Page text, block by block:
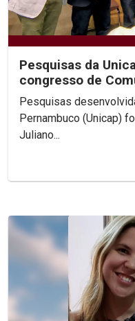
Pesquisas da
congresso de
Pesquisas
Pernambuco (Unicap)
Juliano...